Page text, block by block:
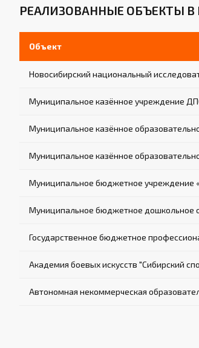
РЕАЛИЗОВАННЫЕ ОБЪЕКТЫ В
Объект
Новосибирский национальный
Муниципальное казённое учреждение
Муниципальное казённое
Муниципальное казённое
Муниципальное бюджетное учреждение
Муниципальное бюджетное дошкольное
Государственное бюджетное
Академия боевых искусств "Сибирский
Автономная некоммерческая